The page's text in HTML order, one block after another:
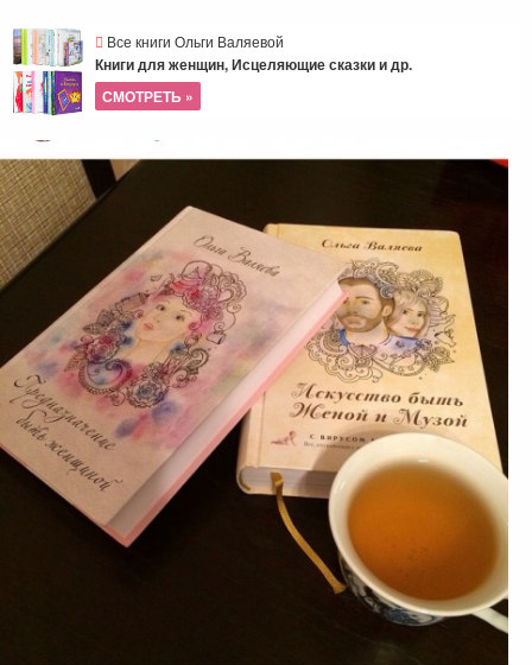
Все книги Ольги Валяевой
Книги для женщин, Исцеляющие сказки и др.
СМОТРЕТЬ »